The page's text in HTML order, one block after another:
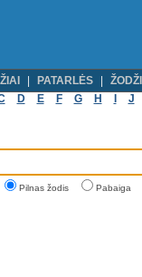
PATARLĖS
D E F G H J
Pilnas žodis Pabaiga